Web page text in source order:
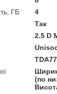
ГБ
4
Так
2.5 D
(по